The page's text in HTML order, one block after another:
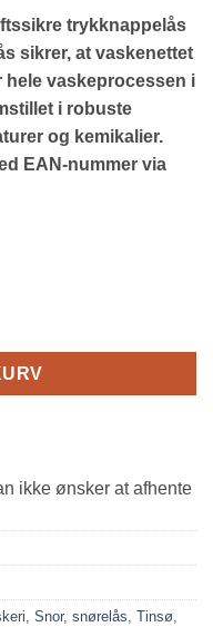
trykknappelås
sikrer, at vaskenettet
vaskeprocessen i
i robuste
og kemikalier.
EAN-nummer via
med snøre antal
ikke ønsker at afhente
, Snor, snørelås, Tinsø,